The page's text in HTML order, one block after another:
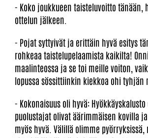
- Koko joukkueen taisteluvoitto tänään,
ottelun jälkeen.
- Pojat syttyivät ja erittäin hyvä esitys
rohkeaa taistelupelaamista kaikilta!
maalinteossa ja se toi meille voiton,
lopussa sössittiinkin kiekkoa ohi tyhjän
- Kokonaisuus oli hyvä:
puolustajat olivat äärimmäisen kovilla
myös hyvä. Välillä olimme